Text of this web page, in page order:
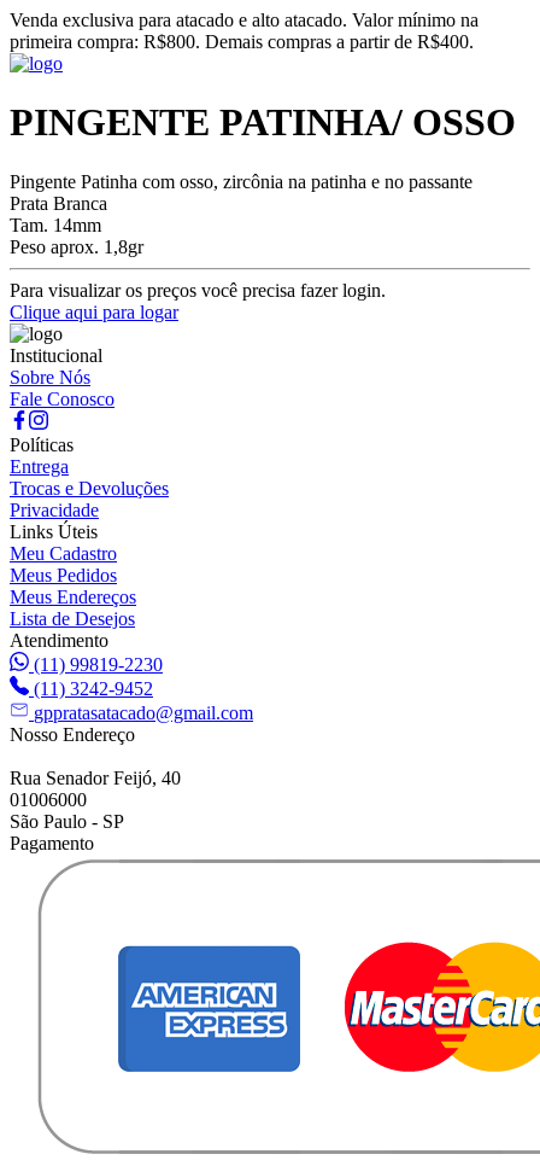
Venda exclusiva para atacado e alto atacado. Valor mínimo na
primeira compra: R$800. Demais compras a partir de R$400.
PINGENTE PATINHA/ OSSO
Pingente Patinha com osso, zircônia na patinha e no passante
Prata Branca
Tam. 14mm
Peso aprox. 1,8gr
Para visualizar os preços você precisa fazer login.
Clique aqui para logar
Institucional
Sobre Nós
Fale Conosco
Políticas
Entrega
Trocas e Devoluções
Privacidade
Links Úteis
Meu Cadastro
Meus Pedidos
Meus Endereços
Lista de Desejos
Atendimento
(11) 99819-2230
(11) 3242-9452
gppratasatacado@gmail.com
Nosso Endereço
Rua Senador Feijó, 40
01006000
São Paulo - SP
Pagamento